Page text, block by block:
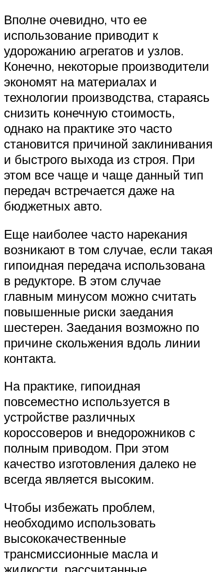
Вполне очевидно, что ее
использование приводит к
удорожанию агрегатов и узлов.
Конечно, некоторые производители
экономят на материалах и
технологии производства, стараясь
снизить конечную стоимость,
однако на практике это часто
становится причиной заклинивания
и быстрого выхода из строя. При
этом все чаще и чаще данный тип
передач встречается даже на
бюджетных авто.
Еще наиболее часто нарекания
возникают в том случае, если такая
гипоидная передача использована
в редукторе. В этом случае
главным минусом можно считать
повышенные риски заедания
шестерен. Заедания возможно по
причине скольжения вдоль линии
контакта.
На практике, гипоидная
повсеместно используется в
устройстве различных
короссоверов и внедорожников с
полным приводом. При этом
качество изготовления далеко не
всегда является высоким.
Чтобы избежать проблем,
необходимо использовать
высококачественные
трансмиссионные масла и